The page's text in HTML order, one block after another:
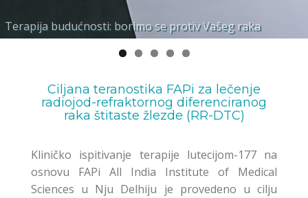
Terapija budućnosti: borimo se protiv Vašeg raka
Molekularna interna radionuklidna terapija
Prilagođeno i personalizirano planiranje terapije
Vrlo specifični biomarkerski ligandi za Vaše potrebe
Individualna podrška međunarodno priznatih stručnjaka
Ciljana teranostika FAPi za lečenje
radiojod-refraktornog diferenciranog
raka štitaste žlezde (RR-DTC)
Kliničko ispitivanje terapije lutecijom-177 na
osnovu FAPi All India Institute of Medical
Sciences u Nju Delhiju je provedeno u cilju